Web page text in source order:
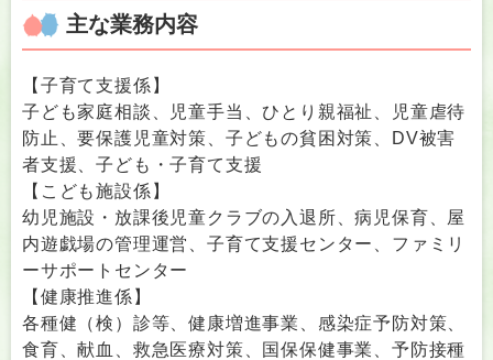
主な業務内容
【子育て支援係】
子ども家庭相談、児童手当、ひとり親福祉、児童虐待
防止、要保護児童対策、子どもの貧困対策、DV被害
者支援、子ども・子育て支援
【こども施設係】
幼児施設・放課後児童クラブの入退所、病児保育、屋
内遊戯場の管理運営、子育て支援センター、ファミリ
ーサポートセンター
【健康推進係】
各種健（検）診等、健康増進事業、感染症予防対策、
食育、献血、救急医療対策、国保保健事業、予防接種